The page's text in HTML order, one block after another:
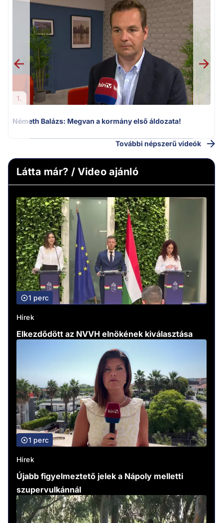
1.
Németh Balázs: Megvan a kormány első áldozata!
További népszerű videók
Látta már? / Video ajánló
1 perc
Hírek
Elkezdődött az NVVH elnökének kiválasztása
1 perc
Hírek
Újabb figyelmeztető jelek a Nápoly melletti
szupervulkánnál